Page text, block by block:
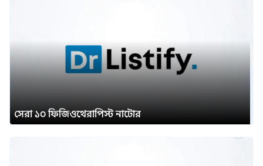
সেরা ১০ ফিজিওথেরাপিস্ট নাটোর